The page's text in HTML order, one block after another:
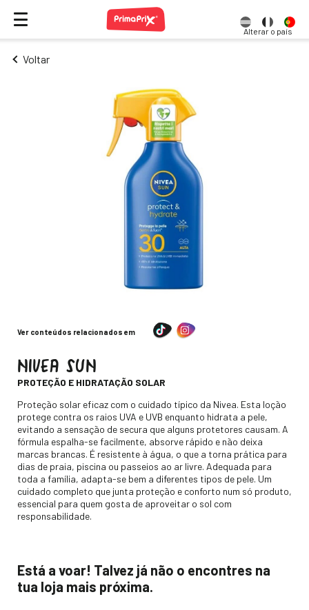
Alterar o país
Voltar
Ver conteúdos relacionados em
NIVEA SUN
PROTEÇÃO E HIDRATAÇÃO SOLAR
Descripción
Proteção solar eficaz com o cuidado típico da Nivea. Esta loção
protege contra os raios UVA e UVB enquanto hidrata a pele,
evitando a sensação de secura que alguns protetores causam. A
fórmula espalha-se facilmente, absorve rápido e não deixa
marcas brancas. É resistente à água, o que a torna prática para
dias de praia, piscina ou passeios ao ar livre. Adequada para
toda a família, adapta-se bem a diferentes tipos de pele. Um
cuidado completo que junta proteção e conforto num só produto,
essencial para quem gosta de aproveitar o sol com
responsabilidade.
Está a voar! Talvez já não o encontres na
tua loja mais próxima.